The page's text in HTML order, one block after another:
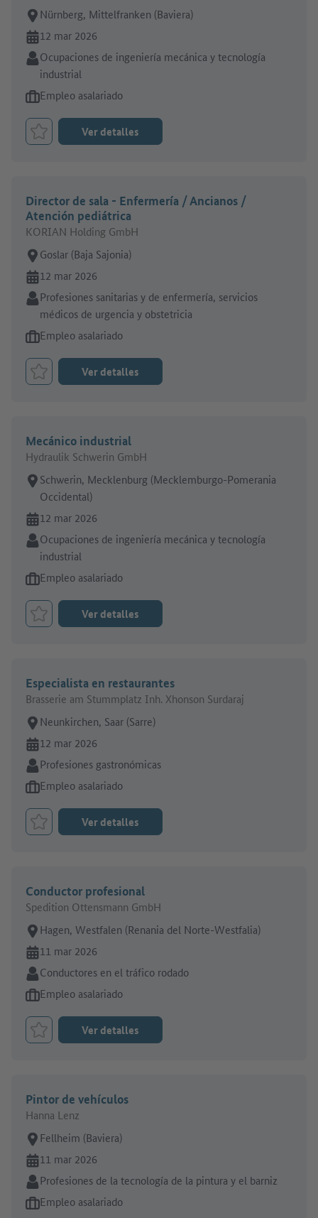
Lugar de trabajo:
Nürnberg, Mittelfranken (Baviera)
En línea desde:
12 mar 2026
Sector:
Ocupaciones de ingeniería mecánica y tecnología
industrial
Tipo de oferta de empleo:
Empleo asalariado
Marcar el trabajo como favorito
Ver detalles
Director de sala - Enfermería / Ancianos /
Atención pediátrica
KORIAN Holding GmbH
Lugar de trabajo:
Goslar (Baja Sajonia)
En línea desde:
12 mar 2026
Sector:
Profesiones sanitarias y de enfermería, servicios
médicos de urgencia y obstetricia
Tipo de oferta de empleo:
Empleo asalariado
Marcar el trabajo como favorito
Ver detalles
Mecánico industrial
Hydraulik Schwerin GmbH
Lugar de trabajo:
Schwerin, Mecklenburg (Mecklemburgo-Pomerania
Occidental)
En línea desde:
12 mar 2026
Sector:
Ocupaciones de ingeniería mecánica y tecnología
industrial
Tipo de oferta de empleo:
Empleo asalariado
Marcar el trabajo como favorito
Ver detalles
Especialista en restaurantes
Brasserie am Stummplatz Inh. Xhonson Surdaraj
Lugar de trabajo:
Neunkirchen, Saar (Sarre)
En línea desde:
12 mar 2026
Sector:
Profesiones gastronómicas
Tipo de oferta de empleo:
Empleo asalariado
Marcar el trabajo como favorito
Ver detalles
Conductor profesional
Spedition Ottensmann GmbH
Lugar de trabajo:
Hagen, Westfalen (Renania del Norte-Westfalia)
En línea desde:
11 mar 2026
Sector:
Conductores en el tráfico rodado
Tipo de oferta de empleo:
Empleo asalariado
Marcar el trabajo como favorito
Ver detalles
Pintor de vehículos
Hanna Lenz
Lugar de trabajo:
Fellheim (Baviera)
En línea desde:
11 mar 2026
Sector:
Profesiones de la tecnología de la pintura y el barniz
Tipo de oferta de empleo:
Empleo asalariado